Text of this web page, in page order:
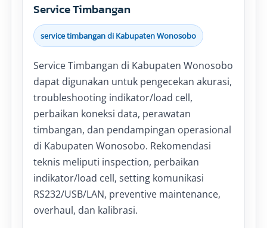
Service Timbangan
service timbangan di Kabupaten Wonosobo
Service Timbangan di Kabupaten Wonosobo
dapat digunakan untuk pengecekan akurasi,
troubleshooting indikator/load cell,
perbaikan koneksi data, perawatan
timbangan, dan pendampingan operasional
di Kabupaten Wonosobo. Rekomendasi
teknis meliputi inspection, perbaikan
indikator/load cell, setting komunikasi
RS232/USB/LAN, preventive maintenance,
overhaul, dan kalibrasi.